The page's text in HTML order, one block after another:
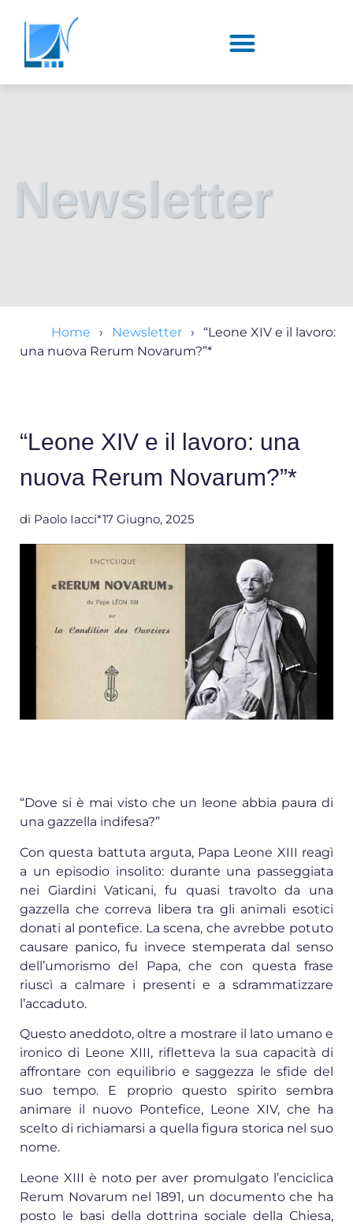
Newsletter
Home Newsletter
“Leone XIV e il lavoro:
una nuova Rerum Novarum?”*
“Leone XIV e il lavoro: una
nuova Rerum Novarum?”*
di Paolo Iacci*17 Giugno, 2025
“Dove si è mai visto che un leone abbia paura di
una gazzella indifesa?”
Con questa battuta arguta, Papa Leone XIII reagì
a un episodio insolito: durante una passeggiata
nei Giardini Vaticani, fu quasi travolto da una
gazzella che correva libera tra gli animali esotici
donati al pontefice. La scena, che avrebbe potuto
causare panico, fu invece stemperata dal senso
dell’umorismo del Papa, che con questa frase
riuscì a calmare i presenti e a sdrammatizzare
l’accaduto.
Questo aneddoto, oltre a mostrare il lato umano e
ironico di Leone XIII, rifletteva la sua capacità di
affrontare con equilibrio e saggezza le sfide del
suo tempo. E proprio questo spirito sembra
animare il nuovo Pontefice, Leone XIV, che ha
scelto di richiamarsi a quella figura storica nel suo
nome.
Leone XIII è noto per aver promulgato l’enciclica
Rerum Novarum nel 1891, un documento che ha
posto le basi della dottrina sociale della Chiesa,